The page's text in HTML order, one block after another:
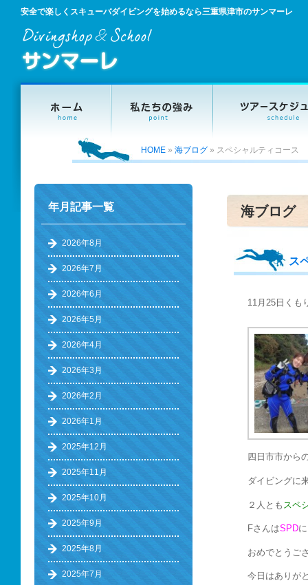
安全で楽しくスキューバダイビングを始めるなら三重県津市のサンマーレ
HOME » 海ブログ » スペシャルティコース
海ブログ
ス
11月25日くも
四日市市から
ダイビングに
２人とも スペ
FさんはSPD
おめでとうご
今日はありが
年月記事一覧
2026年8月
2026年7月
2026年6月
2026年5月
2026年4月
2026年3月
2026年2月
2026年1月
2025年12月
2025年11月
2025年10月
2025年9月
2025年8月
2025年7月